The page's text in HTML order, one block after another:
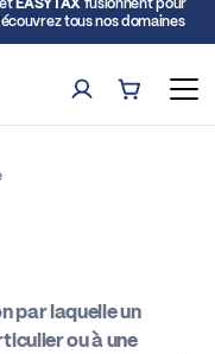
tous nos domaines
ComptePanier (0)
par laquelle un
ou à une